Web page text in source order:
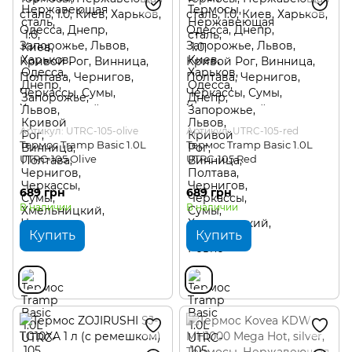
Артикул: UTRC-105-olive
Термос Tramp Basic 1.0L
UTRC-105 Olive
689 грн
В наличии
Купить
Артикул: UTRC-105-red
Термос Tramp Basic 1.0L
UTRC-105 Red
689 грн
В наличии
Купить